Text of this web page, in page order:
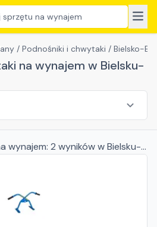
sprzętu na wynajem
/ Podnośniki i chwytaki / Bielsko-
na wynajem w Bielsku-
wynajem: 2 wynikóww Bielsku-